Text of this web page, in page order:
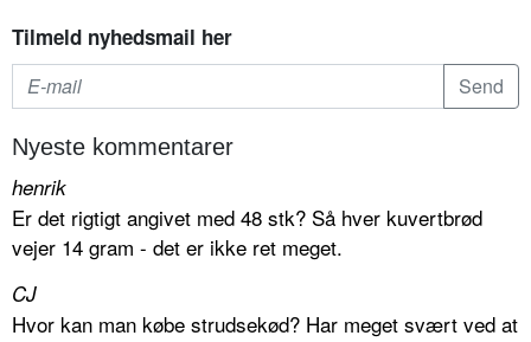
Tilmeld nyhedsmail her
Nyeste kommentarer
henrik
Er det rigtigt angivet med 48 stk? Så hver kuvertbrød
vejer 14 gram - det er ikke ret meget.
CJ
Hvor kan man købe strudsekød? Har meget svært ved at